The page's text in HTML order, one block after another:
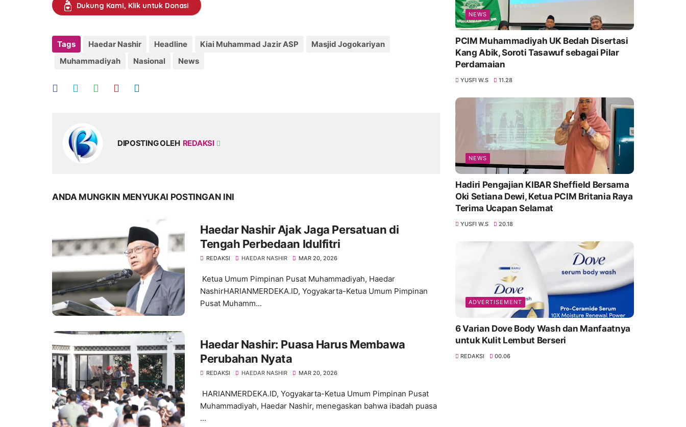
Dukung Kami, Klik untuk Donasi
Tags Haedar Nashir Headline Kiai Muhammad Jazir ASP
Masjid Jogokariyan
Muhammadiyah
Nasional News
DIPOSTING OLEH REDAKSI
ANDA MUNGKIN MENYUKAI POSTINGAN INI
Haedar Nashir Ajak Jaga Persatuan di
Tengah Perbedaan Idulfitri
REDAKSI HAEDAR NASHIR MAR 20, 2026
Ketua Umum Pimpinan Pusat Muhammadiyah, Haedar
NashirHARIANMERDEKA.ID, Yogyakarta-Ketua Umum Pimpinan
Pusat Muhamm...
Haedar Nashir: Puasa Harus Membawa
Perubahan Nyata
REDAKSI HAEDAR NASHIR MAR 20, 2026
HARIANMERDEKA.ID, Yogyakarta-Ketua Umum Pimpinan Pusat
Muhammadiyah, Haedar Nashir, menegaskan bahwa ibadah puasa
...
NEWS
PCIM Muhammadiyah UK Bedah Disertasi
Kang Abik, Soroti Tasawuf sebagai Pilar
Perdamaian
YUSFI W.S 11.28
NEWS
Hadiri Pengajian KIBAR Sheffield Bersama
Oki Setiana Dewi, Ketua PCIM Britania Raya
Terima Ucapan Selamat
YUSFI W.S 20.18
ADVERTISEMENT
6 Varian Dove Body Wash dan Manfaatnya
untuk Kulit Lembut Berseri
REDAKSI 00.06